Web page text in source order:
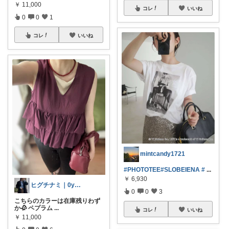
￥ 11,000
0 0 1
コレ いいね
ヒグチナミ｜0y boy mom🥛
こちらのカラーは在庫残りわず
か🥀 ペプラム ...
￥ 11,000
コレ いいね
mintcandy1721
#PHOTOTEE#SLOBEIENA # ...
￥ 6,930
0 0 3
コレ いいね